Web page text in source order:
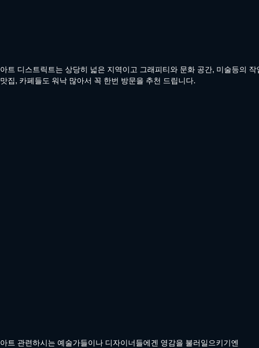
아트 디스트릭트는 상당히 넓은 지역이고 그래피티와 문화 공간, 미술등의 작
맛집, 카페들도 워낙 많아서 꼭 한번 방문을 추천 드립니다.
아트 관련하시는 예술가들이나 디자이너들에겐 영감을 불러일으키기엔